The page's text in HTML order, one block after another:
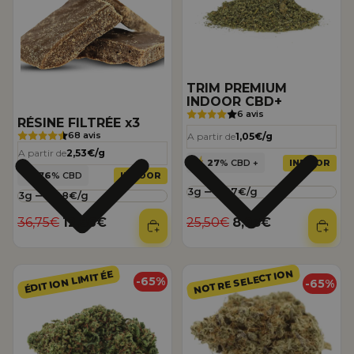
RÉSINE FILTRÉE x3
68 avis
A partir de2,53€/g
76% CBD INDOOR
Quantite
Prix régulier
36,75€Prix promotionnel
12,86€
TRIM PREMIUM
INDOOR CBD+
6 avis
A partir de1,05€/g
27% CBD + INDOOR
Quantite
Prix régulier
25,50€ Prix promotionnel
8,93€
KALI HAZE (🇯🇲 JAMAICAN GENETICS)
ÉDITION LIMITÉE -65%
SUPER SKUNK
NOTRE SELECTION -65%